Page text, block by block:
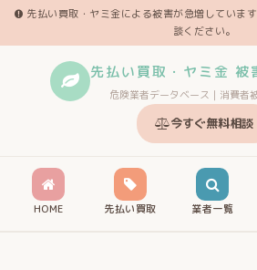
先払い買取・ヤミ金による被害が急増していま
談ください。
先払い買取・ヤミ金 被
危険業者データベース｜消費者
今すぐ無料相談
HOME 先払い買取 業者一覧